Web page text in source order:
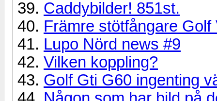
Caddybilder! 851st.
Främre stötfångare Golf
Lupo Nörd news #9
Vilken koppling?
Golf Gti G60 ingenting